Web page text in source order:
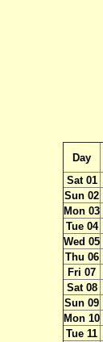
Day
Sat 01
Sun 02
Mon 03
Tue 04
Wed 05
Thu 06
Fri 07
Sat 08
Sun 09
Mon 10
Tue 11